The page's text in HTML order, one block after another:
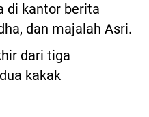
di kantor berita
dan majalah Asri.
dari tiga
kakak